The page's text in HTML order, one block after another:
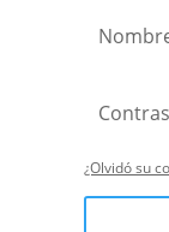
¿Olvidó su